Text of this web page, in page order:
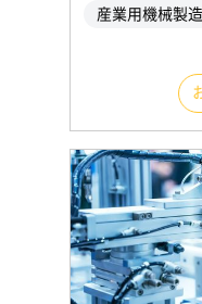
産業用機械製造